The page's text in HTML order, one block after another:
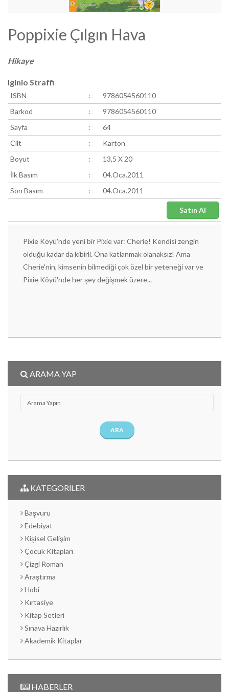
Poppixie Çılgın Hava
Hikaye
Iginio Straffi
ISBN :
9786054560110
Barkod
:
9786054560110
Sayfa
:
64
Cilt
:
Karton
Boyut
:
13,5 X 20
İlk Basım
:
04.Oca.2011
Son Basım
: 04.Oca.2011
Pixie Köyü'nde yeni bir Pixie var: Cherie! Kendisi zengin
olduğu kadar da kibirli. Ona katlanmak olanaksız! Ama
Cherie'nin, kimsenin bilmediği çok özel bir yeteneği var ve
Pixie Köyü'nde her şey değişmek üzere...
ARAMA YAP
ARA
KATEGORİLER
Başvuru
Edebiyat
Kişisel Gelişim
Çocuk Kitapları
Çizgi Roman
Araştırma
Hobi
Kırtasiye
Kitap Setleri
Sınava Hazırlık
Akademik Kitaplar
HABERLER